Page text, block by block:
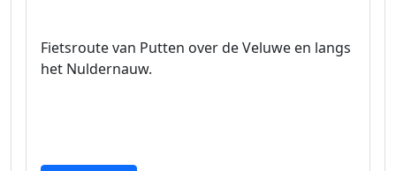
Fietsroute van Putten over de Veluwe en langs
het Nuldernauw.